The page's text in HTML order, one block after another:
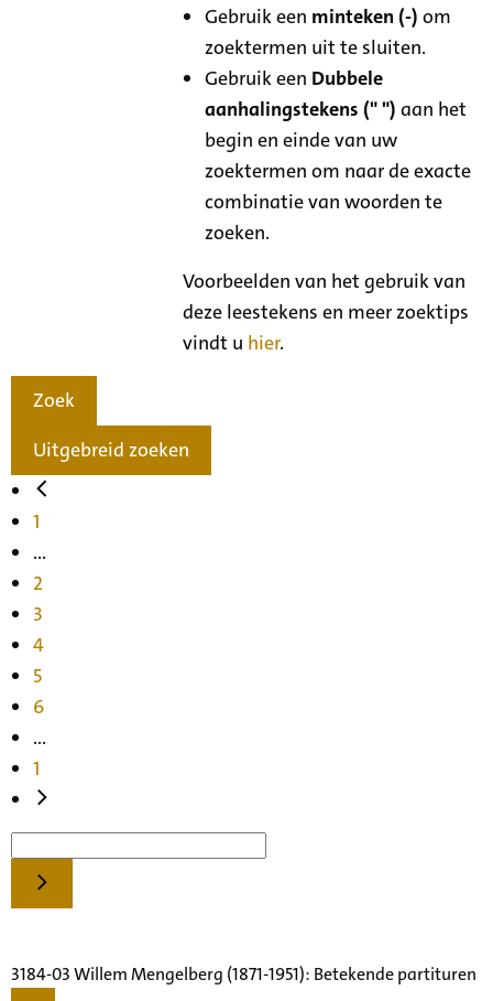
Gebruik een minteken (-) om
zoektermen uit te sluiten.
Gebruik een Dubbele
aanhalingstekens (" ") aan het
begin en einde van uw
zoektermen om naar de exacte
combinatie van woorden te
zoeken.
Voorbeelden van het gebruik van
deze leestekens en meer zoektips
vindt u hier.
Zoek
Uitgebreid zoeken
1
...
2
3
4
5
6
...
1
3184-03 Willem Mengelberg (1871-1951): Betekende partituren